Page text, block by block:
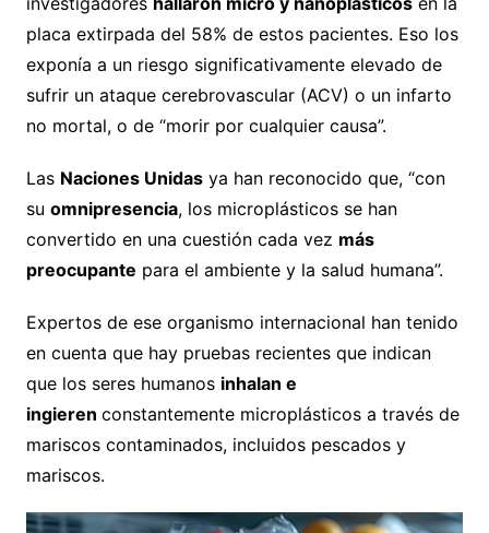
placa extirpada del 58% de estos pacientes. Eso los
exponía a un riesgo significativamente elevado de
sufrir un ataque cerebrovascular (ACV) o un infarto
no mortal, o de “morir por cualquier causa”.
Las Naciones Unidasya han reconocido que, “con
su omnipresencia, los microplásticos se han
convertido en una cuestión cada vez más
preocupante para el ambiente y la salud humana”.
Expertos de ese organismo internacional han tenido
en cuenta que hay pruebas recientes que indican
que los seres humanos inhalan e
ingieren constantemente microplásticos a través de
mariscos contaminados, incluidos pescados y
mariscos.